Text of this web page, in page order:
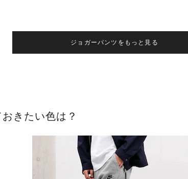
ジョガーパンツをもっと見る
きたい色は？